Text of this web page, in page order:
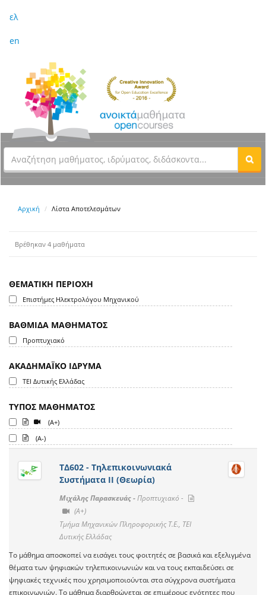
ελ
en
Αρχική Λίστα Αποτελεσμάτων
Βρέθηκαν 4 μαθήματα
ΘΕΜΑΤΙΚΗ ΠΕΡΙΟΧΗ
Επιστήμες Ηλεκτρολόγου Μηχανικού
ΒΑΘΜΙΔΑ ΜΑΘΗΜΑΤΟΣ
Προπτυχιακό
ΑΚΑΔΗΜΑΪΚΟ ΙΔΡΥΜΑ
ΤΕΙ Δυτικής Ελλάδας
ΤΥΠΟΣ ΜΑΘΗΜΑΤΟΣ
(A+)
(A-)
ΤΔ602 - Τηλεπικοινωνιακά
Συστήματα ΙΙ (Θεωρία)
Μιχάλης Παρασκευάς -Προπτυχιακό -
(A+)
Τμήμα Μηχανικών Πληροφορικής Τ.Ε., ΤΕΙ
Δυτικής Ελλάδας
Το μάθημα αποσκοπεί να εισάγει τους φοιτητές σε βασικά και εξελιγμένα
θέματα των ψηφιακών τηλεπικοινωνιών και να τους εκπαιδεύσει σε
ψηφιακές τεχνικές που χρησιμοποιούνται στα σύγχρονα συστήματα
επικοινωνιών. Το μάθημα διαρθρώνεται σε επιμέρους ενότητες που